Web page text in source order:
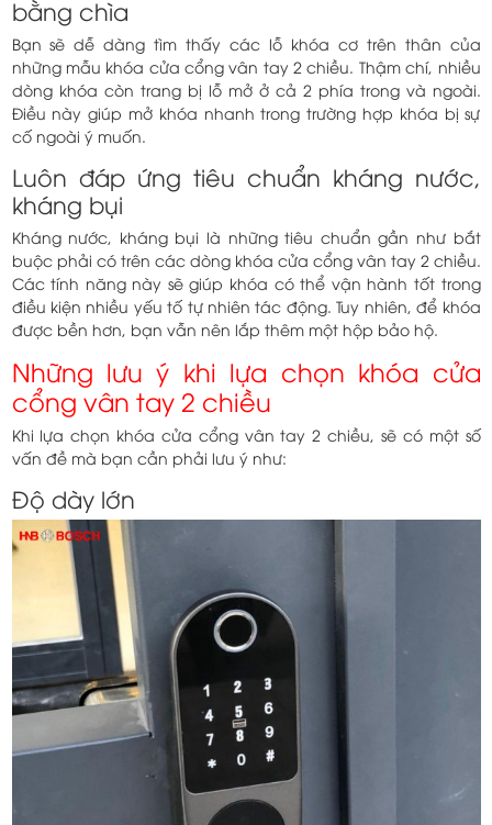
bằng chìa
Bạn sẽ dễ dàng tìm thấy các lỗ khóa cơ trên thân của
những mẫu khóa cửa cổng vân tay 2 chiều. Thậm chí, nhiều
dòng khóa còn trang bị lỗ mở ở cả 2 phía trong và ngoài.
Điều này giúp mở khóa nhanh trong trường hợp khóa bị sự
cố ngoài ý muốn.
Luôn đáp ứng tiêu chuẩn kháng nước,
kháng bụi
Kháng nước, kháng bụi là những tiêu chuẩn gần như bắt
buộc phải có trên các dòng khóa cửa cổng vân tay 2 chiều.
Các tính năng này sẽ giúp khóa có thể vận hành tốt trong
điều kiện nhiều yếu tố tự nhiên tác động. Tuy nhiên, để khóa
được bền hơn, bạn vẫn nên lắp thêm một hộp bảo hộ.
Những lưu ý khi lựa chọn khóa cửa
cổng vân tay 2 chiều
Khi lựa chọn khóa cửa cổng vân tay 2 chiều, sẽ có một số
vấn đề mà bạn cần phải lưu ý như:
Độ dày lớn